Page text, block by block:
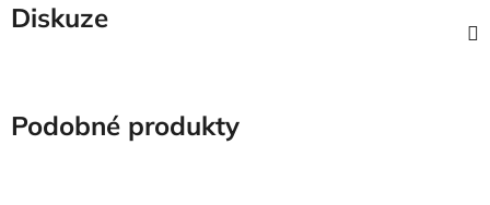
Diskuze
Podobné produkty